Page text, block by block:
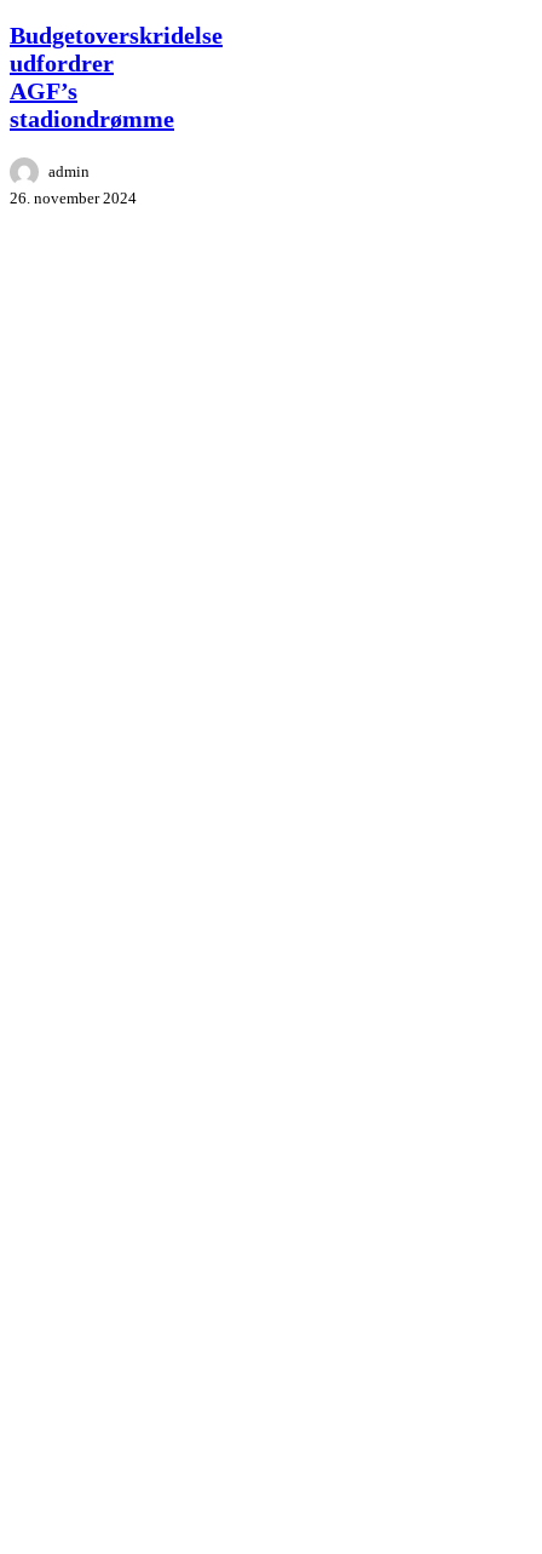
Budgetoverskridelse
udfordrer
AGF’s
stadiondrømme
Budgetoverskridelse
udfordrer
AGF’s
stadiondrømme
admin
26. november 2024